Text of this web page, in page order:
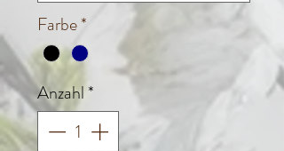
Farbe*
Anzahl*